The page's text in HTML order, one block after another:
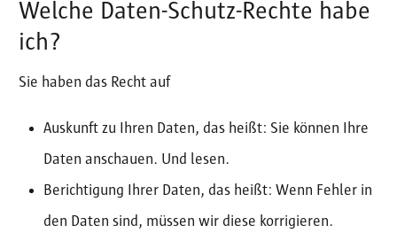
Welche Daten-Schutz-Rechte habe
ich?
Sie haben das Recht auf
Auskunft zu Ihren Daten, das heißt: Sie können Ihre
Daten anschauen. Und lesen.
Berichtigung Ihrer Daten, das heißt: Wenn Fehler in
den Daten sind, müssen wir diese korrigieren.